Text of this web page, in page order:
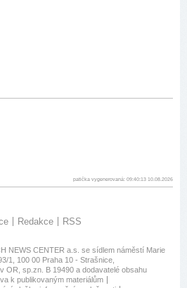
patička vygenerovaná: 09:40:13 10.08.2026
Redakce RSS
NEWS CENTER a.s. se sídlem náměstí Marie
1, 100 00 Praha 10 - Strašnice,
OR, sp.zn. B 19490 a dodavatelé obsahu
k publikovaným materiálům